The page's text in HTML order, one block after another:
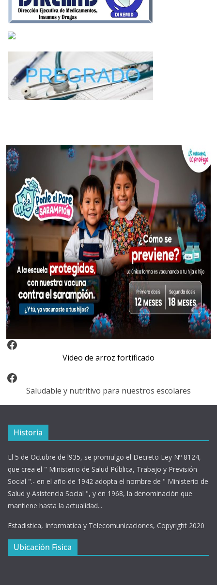
Video Arroz Fortificado
Video de arroz fortificado
Facebook
Saludable y nutritivo para nuestros escolares
Historia
El 5 de Octubre de l935, se promulgo el Decreto Ley Nº 8124,
que crea el " Ministerio de Salud Pública, Trabajo y Previsión
Social ".- en el año de 1942 adopta el nombre de " Ministerio de
Salud y Asistencia Social ", y en 1968, la denominación que
mantiene hasta la actualidad...
Estadistica, Informatica y Telecomunicaciones, Copyright 2020
Ubicación Fisica